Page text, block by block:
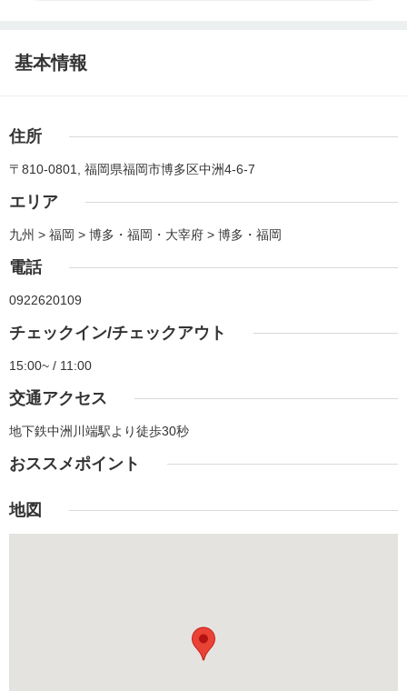
基本情報
住所
〒810-0801, 福岡県福岡市博多区中洲4-6-7
エリア
九州 > 福岡 > 博多・福岡・大宰府 > 博多・福岡
電話
0922620109
チェックイン/チェックアウト
15:00~ / 11:00
交通アクセス
地下鉄中洲川端駅より徒歩30秒
おススメポイント
地図